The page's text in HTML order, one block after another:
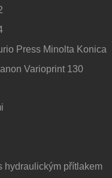
Press Minolta Konica
Varioprint 130
hydraulickým přítlakem